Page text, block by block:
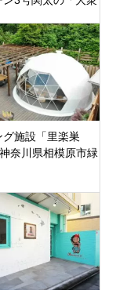
グ施設「里楽巣
奈川県相模原市緑